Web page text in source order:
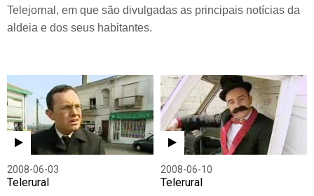
Telejornal, em que são divulgadas as principais notícias da
aldeia e dos seus habitantes.
2008-06-03
Telerural
2008-06-10
Telerural